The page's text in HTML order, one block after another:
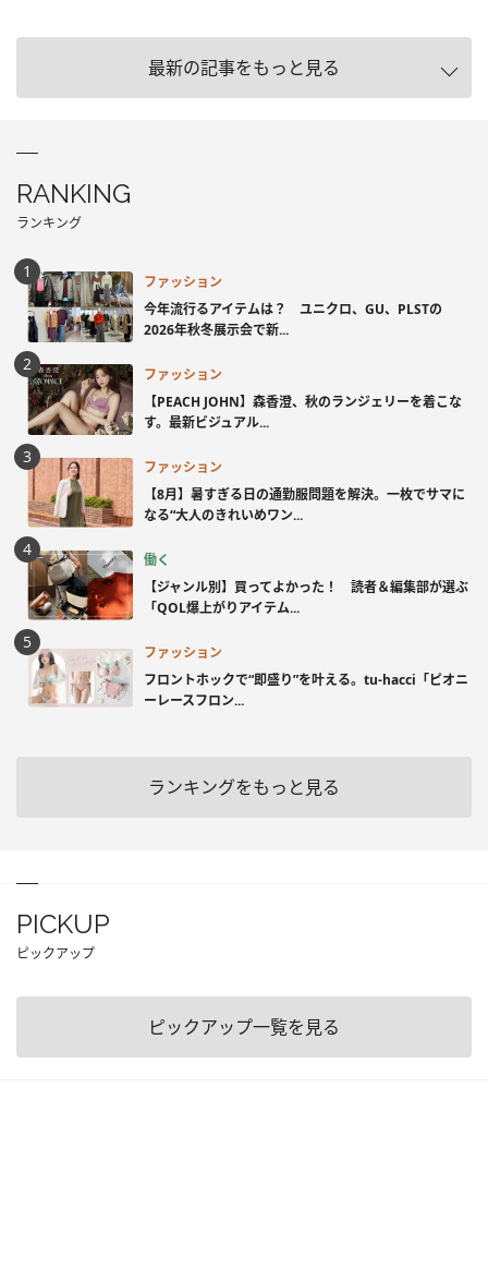
最新の記事をもっと見る
RANKING
ランキング
ファッション
今年流行るアイテムは？ ユニクロ、GU、PLSTの
2026年秋冬展示会で新...
ファッション
【PEACH JOHN】森香澄、秋のランジェリーを着こな
す。最新ビジュアル...
ファッション
【8月】暑すぎる日の通勤服問題を解決。一枚でサマに
なる“大人のきれいめワン...
働く
【ジャンル別】買ってよかった！ 読者＆編集部が選ぶ
「QOL爆上がりアイテム...
ファッション
フロントホックで“即盛り”を叶える。tu-hacci「ピオニ
ーレースフロン...
ランキングをもっと見る
PICKUP
ピックアップ
ピックアップ一覧を見る